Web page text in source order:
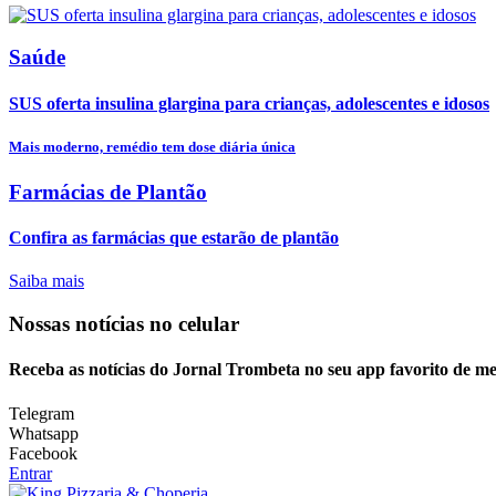
Saúde
SUS oferta insulina glargina para crianças, adolescentes e idosos
Mais moderno, remédio tem dose diária única
Farmácias de Plantão
Confira as farmácias que estarão de plantão
Saiba mais
Nossas notícias no celular
Receba as notícias do Jornal Trombeta no seu app favorito de
Telegram
Whatsapp
Facebook
Entrar